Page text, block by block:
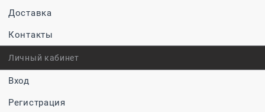
Доставка
Контакты
Личный кабинет
Вход
Регистрация